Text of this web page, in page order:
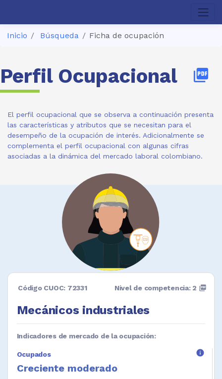
Inicio Búsqueda Ficha de ocupación
Perfil Ocupacional picture_as_pdf
El perfil ocupacional que se observa a continuación presenta
las características y atributos que se necesitan para el
desempeño de la ocupación de interés. Adicionalmente se
complementa el perfil ocupacional con algunas cifras
asociadas a la dinámica del mercado laboral colombiano.
Código CUOC: 72331
Mecánicos industriales
Nivel de competencia: 2 picture_as_pdf
Indicadores de mercado de la ocupación:
Ocupados info
Creciente moderado